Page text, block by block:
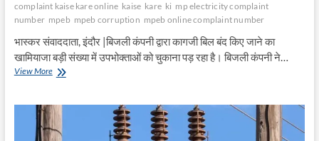
complaint kaise kare online kaise kare ki mp electricity complaint
number mpeb mpeb corruption mpeb online complaint number
भास्कर संवाददाता, इंदौर |बिजली कंपनी द्वारा कागजी बिल बंद किए जाने का
खामियाजा बड़ी संख्या में उपभोक्ताओं को चुकाना पड़ रहा है। बिजली कंपनी ने…
View Moreझो
र्या
ल
यों